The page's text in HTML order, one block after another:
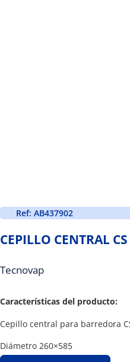
Ref: AB437902
CEPILLO CENTRAL
Tecnovap
Características del producto:
Cepillo central para barredora
Diámetro 260×585